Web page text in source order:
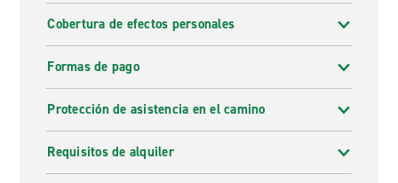
Cobertura de efectos personales
Formas de pago
Protección de asistencia en el camino
Requisitos de alquiler